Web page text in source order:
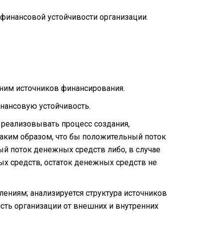
устойчивости организации.
источников финансирования.
устойчивость.
процесс создания,
образом, что бы положительный поток
денежных средств либо, в случае
средств, остаток денежных средств не
анализируется структура источников
организации от внешних и внутренних